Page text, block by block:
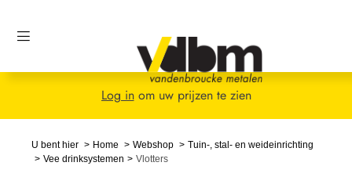
Log inom uw prijzen te zien
U bent hier Home Webshop
Tuin-, stal- en weideinrichting
Vee drinksystemen
Vlotters